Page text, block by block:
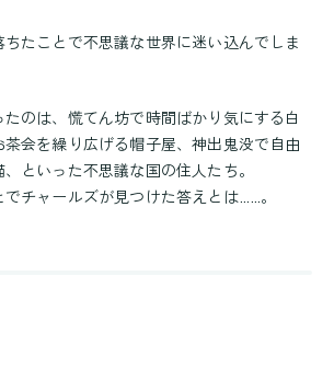
たことで不思議な世界に迷い込んでしま
のは、慌てん坊で時間ばかり気にする白
会を繰り広げる帽子屋、神出鬼没で自由
といった不思議な国の住人たち。
チャールズが見つけた答えとは……。